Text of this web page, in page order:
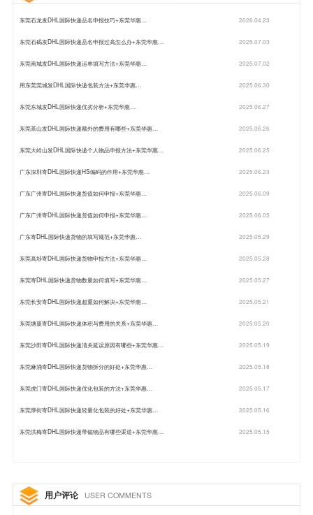
东莞石龙发DHL国际快递品名申报技巧+东莞华惠… 2026.04.23
东莞石碣发DHL国际快递品名申报过高怎么办+东莞华惠… 2025.07.03
东莞南城发DHL国际快递运单填写方法+东莞华惠… 2025.07.02
用东莞莞城发DHL国际快递包装方法+东莞华惠… 2025.06.30
东莞东城发DHL国际快递优劣分析+东莞华惠… 2025.06.27
东莞茶山发DHL国际快递额外的费用有哪些+东莞华惠… 2025.06.26
东莞大岭山发DHL国际快递个人物品申报方法+东莞华惠… 2025.06.25
广东深圳寄DHL国际快递HS编码的作用+东莞华惠… 2025.06.23
广东广州寄DHL国际快递货值如何申报+东莞华惠… 2025.06.09
广东广州寄DHL国际快递货值如何申报+东莞华惠… 2025.06.05
广东寄DHL国际快递货物的填写规范+东莞华惠… 2025.05.29
东莞高埗寄DHL国际快递货物申报方法+东莞华惠… 2025.05.28
东莞寄DHL国际快递货物数量如何填写+东莞华惠… 2025.05.27
东莞长安寄DHL国际快递超重如何解决+东莞华惠… 2025.05.21
东莞塘厦寄DHL国际快递体积与费用的关系+东莞华惠… 2025.05.20
东莞沙田寄DHL国际快递清关延误原因有哪些+东莞华惠… 2025.05.19
东莞麻涌寄DHL国际快递货物拆分的好处+东莞华惠… 2025.05.18
东莞虎门寄DHL国际快递优化包装的方法+东莞华惠… 2025.05.17
东莞厚街寄DHL国际快递轻量化包装的好处+东莞华惠… 2025.05.16
东莞洪梅寄DHL国际快递带磁物品有哪些渠道+东莞华惠… 2025.05.15
用户评论 USER COMMENTS